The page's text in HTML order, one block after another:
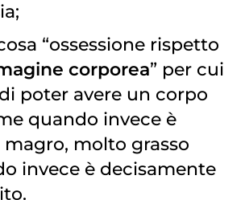
“ossessione rispetto
corporea” per cui
poter avere un corpo
quando invece è
molto grasso
invece è decisamente